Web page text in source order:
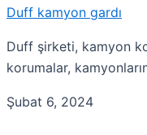
Duff kamyon gardı
Duff şirketi, kamyon
korumalar,
Şubat 6, 2024